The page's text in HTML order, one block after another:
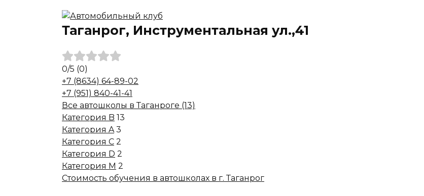
Таганрог, Инструментальная ул.,41
0/5 (0)
+7 (8634) 64-89-02
+7 (951) 840-41-41
Все автошколы в Таганроге (13)
Категория B 13
Категория A 3
Категория C 2
Категория D 2
Категория M 2
Стоимость обучения в автошколах в г. Таганрог